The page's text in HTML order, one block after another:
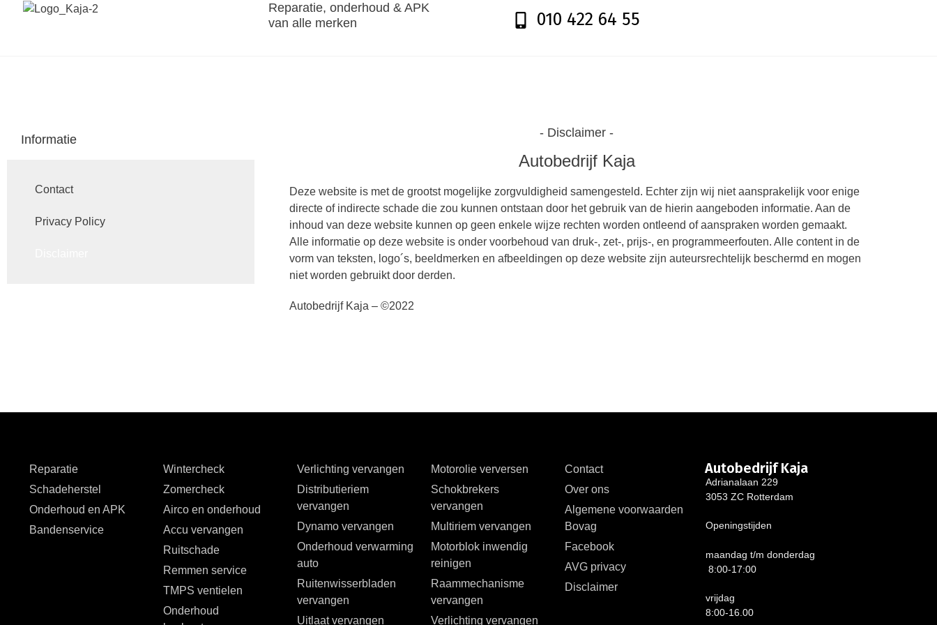
Reparatie, onderhoud & APK
van alle merken
010 422 64 55
Informatie
Contact
Privacy Policy
- Disclaimer -
Autobedrijf Kaja
Deze website is met de grootst mogelijke zorgvuldigheid samengesteld. Echter zijn wij niet aansprakelijk voor enige
directe of indirecte schade die zou kunnen ontstaan door het gebruik van de hierin aangeboden informatie. Aan de
inhoud van deze website kunnen op geen enkele wijze rechten worden ontleend of aanspraken worden gemaakt.
Alle informatie op deze website is onder voorbehoud van druk-, zet-, prijs-, en programmeerfouten. Alle content in de
vorm van teksten, logo´s, beeldmerken en afbeeldingen op deze website zijn auteursrechtelijk beschermd en mogen
niet worden gebruikt door derden.
Autobedrijf Kaja – ©2022
Reparatie
Schadeherstel
Onderhoud en APK
Bandenservice
Wintercheck
Zomercheck
Airco en onderhoud
Accu vervangen
Ruitschade
Remmen service
TMPS ventielen
Onderhoud
Verlichting vervangen
Distributieriem
vervangen
Dynamo vervangen
Onderhoud verwarming
auto
Ruitenwisserbladen
vervangen
Uitlaat vervangen
Motorolie verversen
Schokbrekers
vervangen
Multiriem vervangen
Motorblok inwendig
reinigen
Raammechanisme
vervangen
Verlichting vervangen
Contact
Over ons
Algemene voorwaarden
Bovag
Facebook
AVG privacy
Disclaimer
Autobedrijf Kaja
Adrianalaan 229
3053 ZC Rotterdam
Openingstijden
maandag t/m donderdag
8:00-17:00
vrijdag
8:00-16.00